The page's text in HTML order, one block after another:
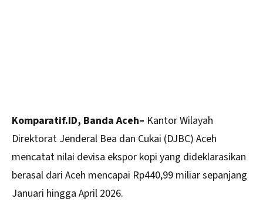
Komparatif.ID, Banda Aceh– Kantor Wilayah
Direktorat Jenderal Bea dan Cukai (DJBC) Aceh
mencatat nilai devisa ekspor kopi yang dideklarasikan
berasal dari Aceh mencapai Rp440,99 miliar sepanjang
Januari hingga April 2026.